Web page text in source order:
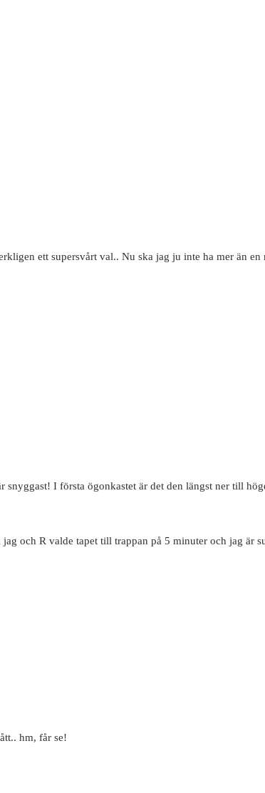
ett supersvårt val.. Nu ska jag ju inte ha mer än
I första ögonkastet är det den längst ner till
och R valde tapet till trappan på 5 minuter och jag är
hm, får se!